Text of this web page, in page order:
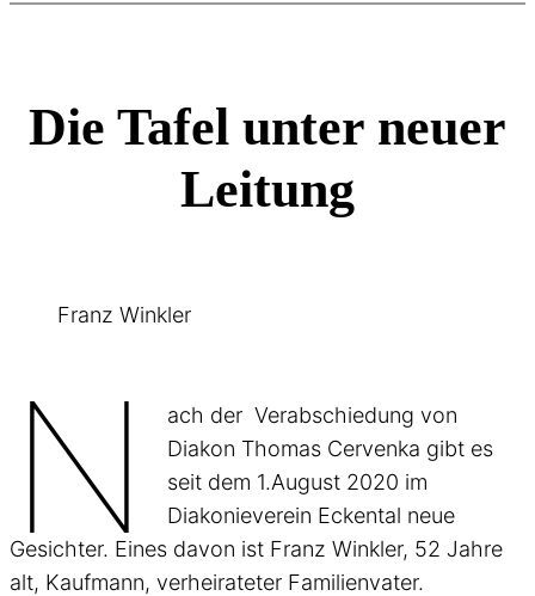
Die Tafel unter neuer
Leitung
Franz Winkler
N
ach der Verabschiedung von
Diakon Thomas Cervenka gibt es
seit dem 1.August 2020 im
Diakonieverein Eckental neue
Gesichter. Eines davon ist Franz Winkler, 52 Jahre
alt, Kaufmann, verheirateter Familienvater.